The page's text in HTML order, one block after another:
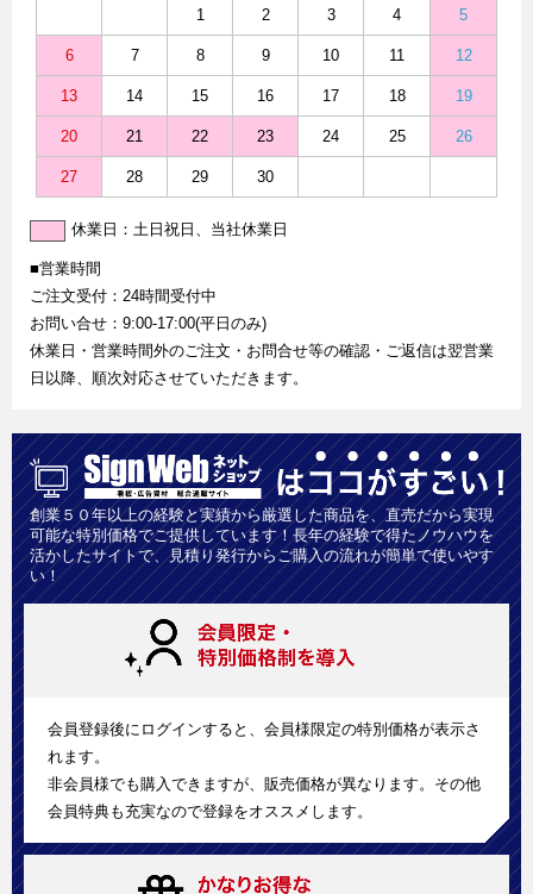
1 2 3 4 5
6 7 8 9 10 11 12
13 14 15 16 17 18 19
20 21 22 23 24 25 26
27 28 29 30
休業日：土日祝日、当社休業日
■営業時間
ご注文受付：24時間受付中
お問い合せ：9:00-17:00(平日のみ)
休業日・営業時間外のご注文・お問合せ等の確認・ご返信は翌営業
日以降、順次対応させていただきます。
創業５０年以上の経験と実績から厳選した商品を、直売だから実現
可能な特別価格でご提供しています！長年の経験で得たノウハウを
活かしたサイトで、見積り発行からご購入の流れが簡単で使いやす
い！
会員登録後にログインすると、会員様限定の特別価格が表示さ
れます。
非会員様でも購入できますが、販売価格が異なります。その他
会員特典も充実なので登録をオススメします。